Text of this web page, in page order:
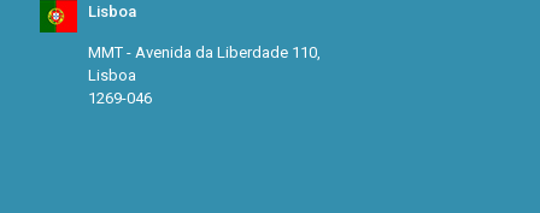
Lisboa
MMT - Avenida da Liberdade 110,
Lisboa
1269-046